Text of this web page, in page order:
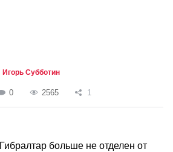
Игорь Субботин
0 2565 1
Гибралтар больше не отделен от